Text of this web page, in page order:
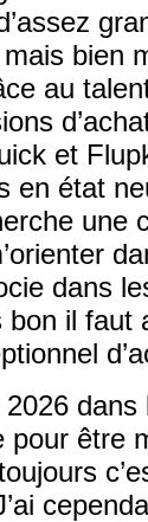
bien
au
et
en état
une
dans
il faut
être